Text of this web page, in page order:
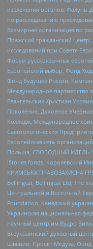
извлечения органов, Фалунь
по расследованию
Всемирная организация по
Пражский гражданский
исследований при Совете
Форум русскоязычных
Европейский выбор, Фонд
Фонд Будущее России,
Международное партнерство
Евангельских Христиан
Поколение, Духовное
Колледж, Международное
Саентологических
Европейская сеть
Польша, СВОБОДНЫЙ ИДЕЛЬ-
IStories fonds, Королевский
КРИМСЬКА ПРАВОЗАХИСНА
Bellingcat, Bellingcat Ltd, The
Центральной и Восточной
Foundation, Канадский
Украинская национальная
научный центр им Вудро
Всеукраинский духовный
Швеции, Проект Медуза, Фонд